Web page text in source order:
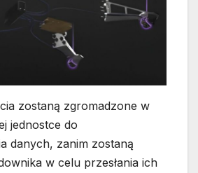
zostaną zgromadzone w
jednostce do
danych, zanim zostaną
w celu przesłania ich